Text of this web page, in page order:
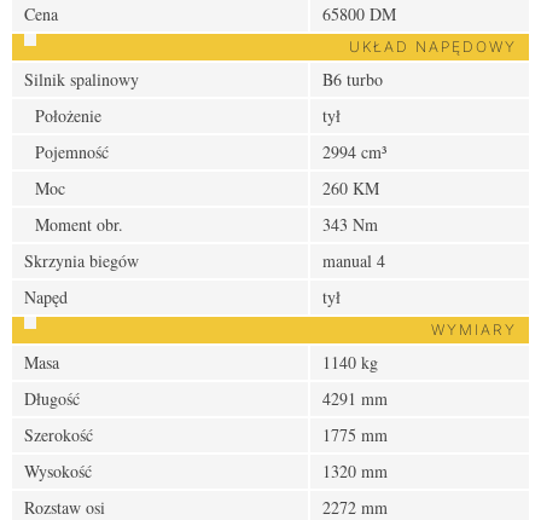
Cena
65800 DM
UKŁAD NAPĘDOWY
Silnik spalinowy
B6 turbo
Położenie
tył
Pojemność
2994 cm³
Moc
260 KM
Moment obr.
343 Nm
Skrzynia biegów
manual 4
Napęd
tył
WYMIARY
Masa
1140 kg
Długość
4291 mm
Szerokość
1775 mm
Wysokość
1320 mm
Rozstaw osi
2272 mm